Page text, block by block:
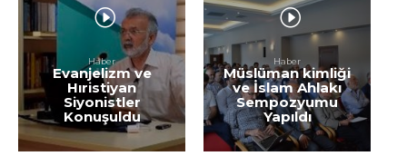
Haber
Evanjelizm ve
Hıristiyan
Siyonistler
Konuşuldu
Haber
Müslüman kimliği
ve İslam Ahlakı
Sempozyumu
Yapıldı